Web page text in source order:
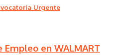
Urgente
en WALMART